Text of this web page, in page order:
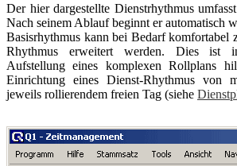
Der hier dargestellte Dienstrhythmus
Nach seinem Ablauf beginnt er automatisch
Basisrhythmus kann bei Bedarf komfortabel
Rhythmus erweitert werden. Dies ist
Aufstellung eines komplexen Rollplans
Einrichtung eines Dienst-Rhythmus von
jeweils rollierendem freien Tag (siehe